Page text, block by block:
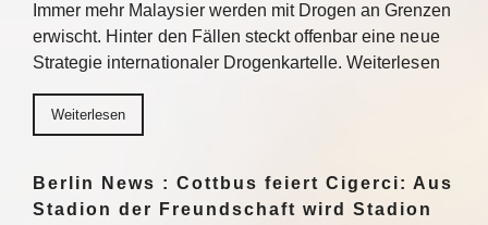
Immer mehr Malaysier werden mit Drogen an Grenzen
erwischt. Hinter den Fällen steckt offenbar eine neue
Strategie internationaler Drogenkartelle. Weiterlesen
Weiterlesen
Berlin News : Cottbus feiert Cigerci: Aus
Stadion der Freundschaft wird Stadion